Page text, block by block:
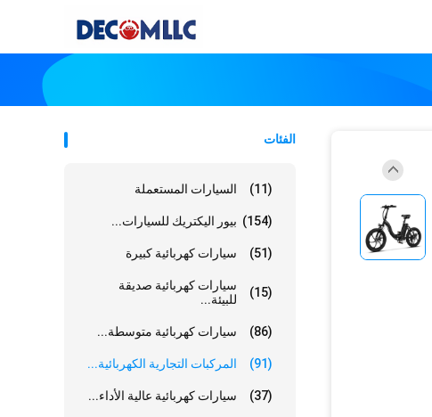
الفئات
السيارات المستعملة (11)
بيور اليكتريك للسيارات... (154)
سيارات كهربائية كبيرة (51)
سيارات كهربائية صديقة
للبيئة...
(15)
سيارات كهربائية متوسطة... (86)
المركبات التجارية الكهربائية... (91)
سيارات كهربائية عالية الأداء... (37)